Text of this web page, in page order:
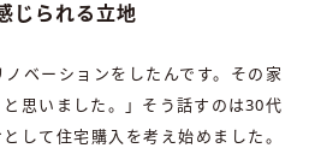
じられる立地
ノベーションをしたんです。その家
思いました。」そう話すのは30代
して住宅購入を考え始めました。